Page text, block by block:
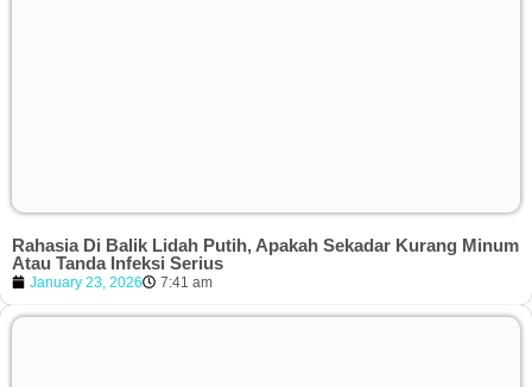
Rahasia Di Balik Lidah Putih, Apakah Sekadar Kurang Minum
Atau Tanda Infeksi Serius
January 23, 2026 7:41 am